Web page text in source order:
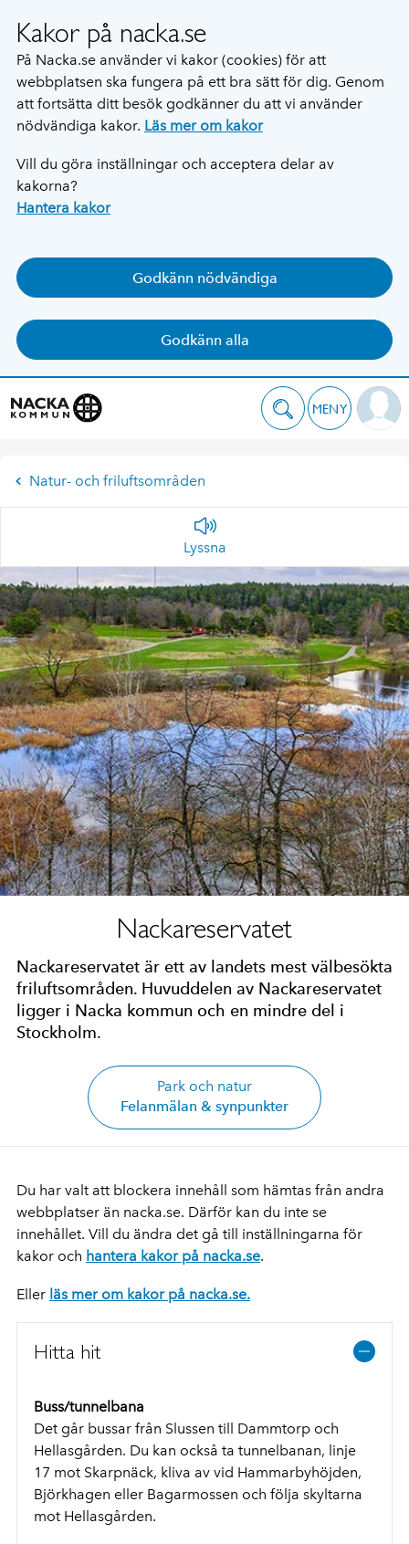
Kakor på nacka.se
På Nacka.se använder vi kakor (cookies) för att
webbplatsen ska fungera på ett bra sätt för dig. Genom
att fortsätta ditt besök godkänner du att vi använder
nödvändiga kakor. Läs mer om kakor
Vill du göra inställningar och acceptera delar av
kakorna?
Hantera kakor
Godkänn nödvändiga
Godkänn alla
MENY
Natur- och friluftsområden
Lyssna
Nackareservatet
Nackareservatet är ett av landets mest välbesökta
friluftsområden. Huvuddelen av Nackareservatet
ligger i Nacka kommun och en mindre del i
Stockholm.
Park och natur
Felanmälan & synpunkter
Du har valt att blockera innehåll som hämtas från andra
webbplatser än nacka.se. Därför kan du inte se
innehållet. Vill du ändra det gå till inställningarna för
kakor och hantera kakor på nacka.se.
Eller läs mer om kakor på nacka.se.
Hitta hit
Buss/tunnelbana
Det går bussar från Slussen till Dammtorp och
Hellasgården. Du kan också ta tunnelbanan, linje
17 mot Skarpnäck, kliva av vid Hammarbyhöjden,
Björkhagen eller Bagarmossen och följa skyltarna
mot Hellasgården.